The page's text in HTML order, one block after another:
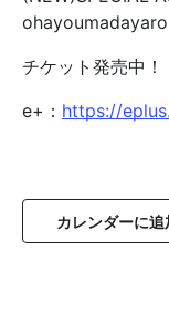
チケット発売中！
e+： https://
カレンダーに追